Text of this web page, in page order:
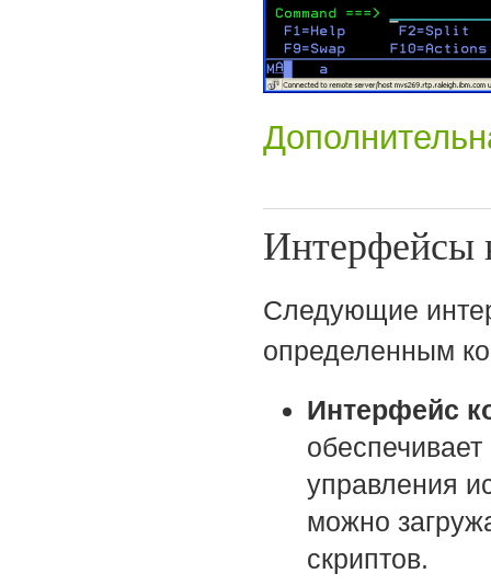
Интерфейсы
Следующие
определенным
Интерфейс
управления
можно
скриптов.